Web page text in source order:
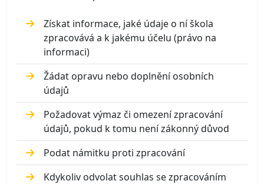
Získat informace, jaké údaje o ní škola
zpracovává a k jakému účelu (právo na
informaci)
Žádat opravu nebo doplnění osobních
údajů
Požadovat výmaz či omezení zpracování
údajů, pokud k tomu není zákonný důvod
Podat námitku proti zpracování
Kdykoliv odvolat souhlas se zpracováním